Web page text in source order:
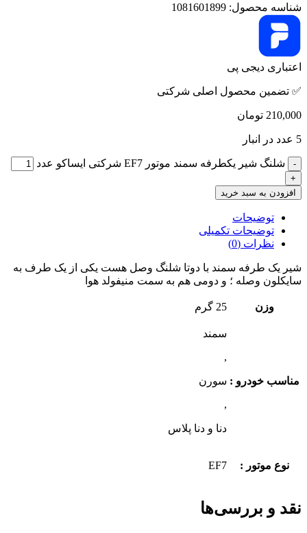
شناسه محصول: 1081601899
اعتباری دیجی پی
✅ تضمین محصول اصلی شرکتی
210,000 تومان
5 عدد در انبار
شلنگ شیر یکطرفه سمند موتور EF7 شرکتی ایساکو عدد
افزودن به سبد خرید
توضیحات
توضیحات تکمیلی
نظرات (0)
شیر یک طرفه سمند با دوتا شلنگ وصل هست یکی از یک طرف به
سایکلون وصله ؛ و دومی هم به سمت منیفولد هوا
وزن 25 گرم
مناسب خودرو :
سمند
,
سورن
,
دنا و دنا پلاس
نوع موتور : EF7
نقد و بررسی‌ها